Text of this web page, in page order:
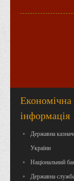
Економічна
інформація
Державна
України
Національний
Державна